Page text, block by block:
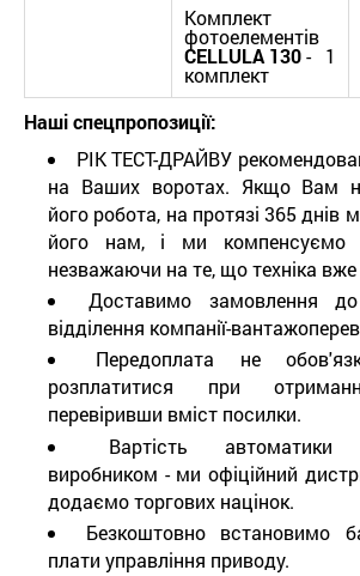
Комплект
фотоелементів
CELLULA 130- 1
комплект
Наші спецпропозиції:
РІК ТЕСТ-ДРАЙВУ
на Ваших воротах. Якщо Вам
його робота, на протязі 365 днів
його нам, і ми компенсуємо
незважаючи на те, що техніка вже
Доставимо замовлення
відділення компанії-
Передоплата не
розплатитися при
перевіривши вміст посилки.
Вартість автоматики
виробником - ми офіційний
додаємо торгових націнок.
Безкоштовно встановимо
плати управління приводу.